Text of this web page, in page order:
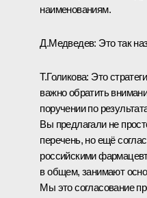
наименованиям.
Д.Медведев: Это так
Т.Голикова: Это
важно обратить
поручении по
Вы предлагали не
перечень, но ещё
российскими
в общем, занимают
Мы это согласование